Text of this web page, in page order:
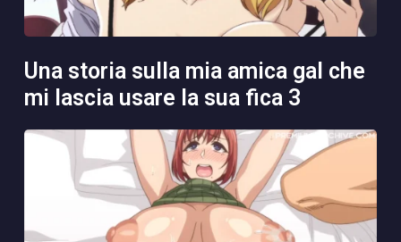
una storia sulla mia amica gal che
mi lascia usare la sua fica 3